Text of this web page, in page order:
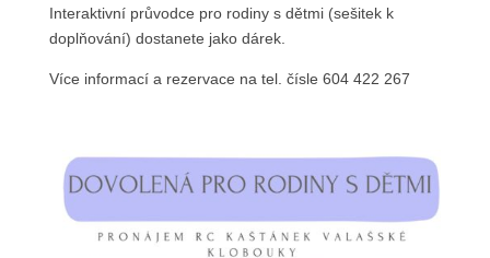
Interaktivní průvodce pro rodiny s dětmi (sešitek k
doplňování) dostanete jako dárek.
Více informací a rezervace na tel. čísle 604 422 267